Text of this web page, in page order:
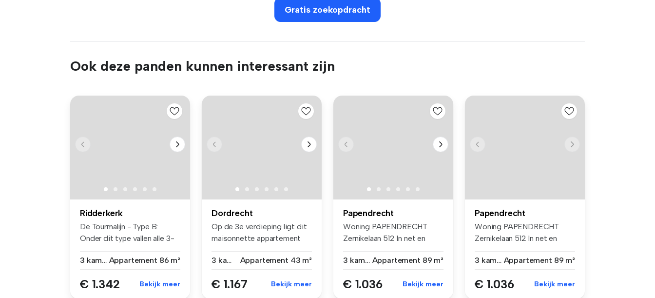
Gratis zoekopdracht
Ook deze panden kunnen interessant zijn
Ridderkerk
De Tourmalijn - Type B:
Onder dit type vallen alle 3-
3 kamers Appartement 86 m²
€ 1.342 Bekijk meer
Dordrecht
Op de 3e verdieping ligt dit
maisonnette appartement
3 kamers
Appartement 43 m²
€ 1.167 Bekijk meer
Papendrecht
Woning PAPENDRECHT
Zernikelaan 512 In net en
3 kamers Appartement 89 m²
€ 1.036 Bekijk meer
Papendrecht
Woning PAPENDRECHT
Zernikelaan 512 In net en
3 kamers Appartement 89 m²
€ 1.036 Bekijk meer